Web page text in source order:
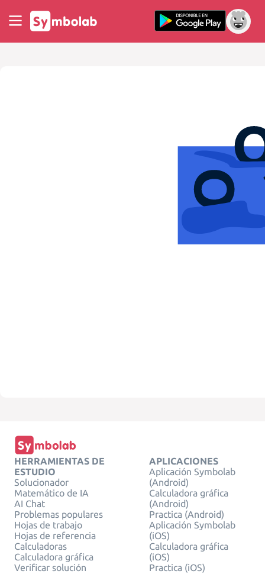
HERRAMIENTAS DE
ESTUDIO
Solucionador
Matemático de IA
AI Chat
Problemas populares
Hojas de trabajo
Hojas de referencia
Calculadoras
Calculadora gráfica
Verificar solución
APLICACIONES
Aplicación Symbolab
(Android)
Calculadora gráfica
(Android)
Practica (Android)
Aplicación Symbolab
(iOS)
Calculadora gráfica
(iOS)
Practica (iOS)